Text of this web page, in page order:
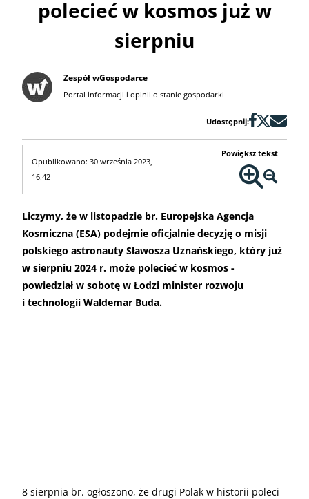
polecieć w kosmos już w
sierpniu
Zespół wGospodarce
Portal informacji i opinii o stanie gospodarki
Udostępnij:
Opublikowano: 30 września 2023,
16:42
Powiększ tekst
Liczymy, że w listopadzie br. Europejska Agencja
Kosmiczna (ESA) podejmie oficjalnie decyzję o misji
polskiego astronauty Sławosza Uznańskiego, który już
w sierpniu 2024 r. może polecieć w kosmos -
powiedział w sobotę w Łodzi minister rozwoju
i technologii Waldemar Buda.
8 sierpnia br. ogłoszono, że drugi Polak w historii poleci